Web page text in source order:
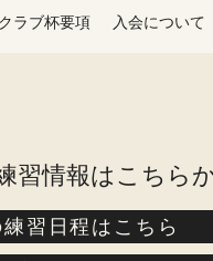
ラブ杯要項 入会について
習情報はこちら
習日程はこちら